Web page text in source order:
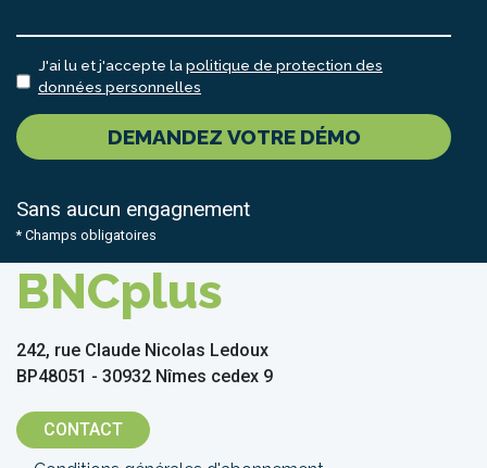
J'ai lu et j'accepte la politique de protection des
données personnelles
DEMANDEZ VOTRE DÉMO
Sans aucun engagnement
* Champs obligatoires
BNCplus
242, rue Claude Nicolas Ledoux
BP48051 - 30932 Nîmes cedex 9
CONTACT